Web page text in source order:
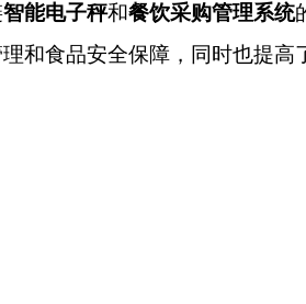
智能电子秤和餐饮采购管理系统
和食品安全保障，同时也提高